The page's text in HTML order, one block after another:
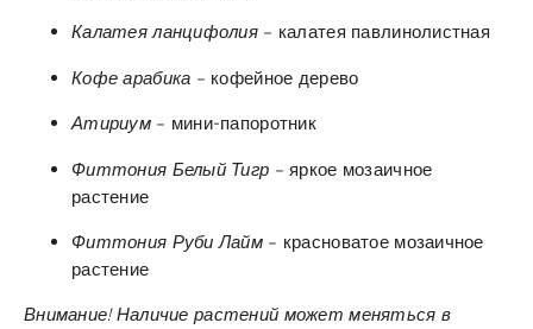
Калатея ланцифолия – калатея павлинолистная
Кофе арабика – кофейное дерево
Атириум– мини-папоротник
Фиттония Белый Тигр – яркое мозаичное
растение
Фиттония Руби Лайм – красноватое мозаичное
растение
Внимание! Наличие растений может меняться в